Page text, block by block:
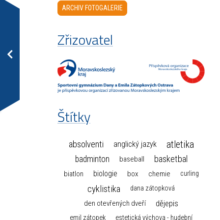
ARCHIV FOTOGALERIE
Zřizovatel
Štítky
absolventi anglický jazyk atletika
badminton baseball basketbal
biatlon biologie box chemie curling
cyklistika dana zátopková
den otevřených dveří dějepis
emil zátopek estetická výchova - hudební